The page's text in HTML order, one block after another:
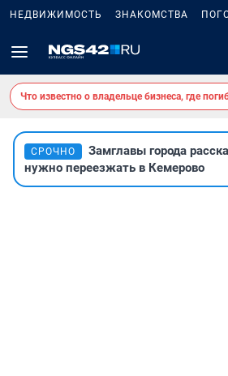
НЕДВИЖИМОСТЬ ЗНАКОМСТВА
Что известно о владельце бизнеса, где
СРОЧНО
Замглавы города
нужно переезжать в Кемерово